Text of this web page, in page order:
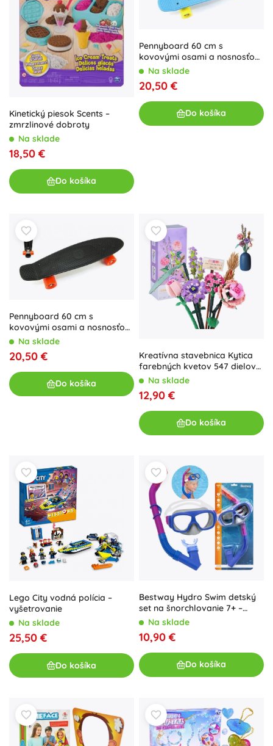
Kinetický piesok Scents –
zmrzlinové dobroty
Na sklade
18,50 €
Do košíka
Pennyboard 60 cm s
kovovými osami a nosnosťou
90 kg – Modrá
Na sklade
20,50 €
Do košíka
Pennyboard 60 cm s
kovovými osami a nosnosťou
90 kg – čierna
Na sklade
20,50 €
Do košíka
Kreatívna stavebnica Kytica
farebných kvetov 547 dielov
ZA5347
Na sklade
12,90 €
Do košíka
Lego City vodná polícia –
vyšetrovanie
Na sklade
25,50 €
Do košíka
Bestway Hydro Swim detský
set na šnorchlovanie 7+ –
Modrá
Na sklade
10,90 €
Do košíka